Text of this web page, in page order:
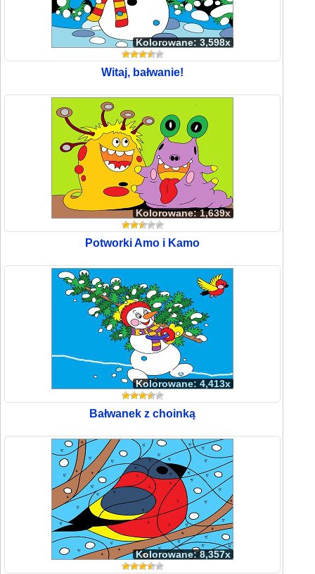
Kolorowane: 3,598x
Witaj, bałwanie!
Kolorowane: 1,639x
Potworki Amo i Kamo
Kolorowane: 4,413x
Bałwanek z choinką
Kolorowane: 8,357x